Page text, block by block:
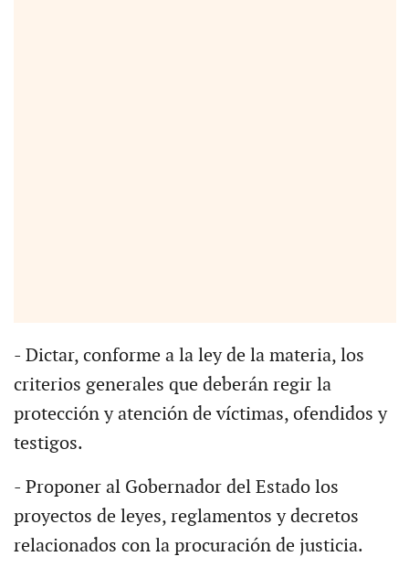
- Dictar, conforme a la ley de la materia, los
criterios generales que deberán regir la
protección y atención de víctimas, ofendidos y
testigos.
- Proponer al Gobernador del Estado los
proyectos de leyes, reglamentos y decretos
relacionados con la procuración de justicia.